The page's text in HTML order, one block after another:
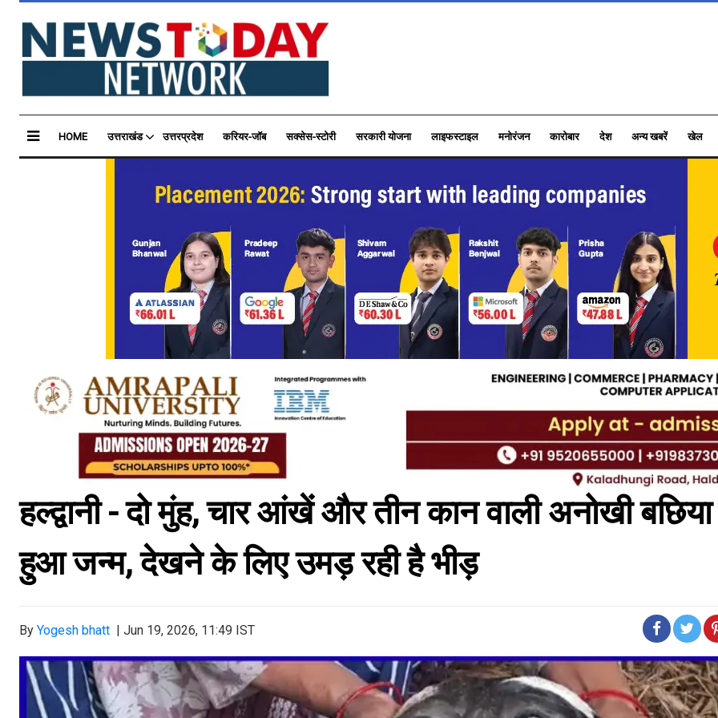
HOME उत्तराखंड उत्तरप्रदेश करियर-जॉब सक्सेस-स्टोरी सरकारी योजना लाइफस्टाइल मनोरंजन कारोबार देश अन्य खबरें खेल
हल्द्वानी - दो मुंह, चार आंखें और तीन कान वाली अनोखी
हुआ जन्म, देखने के लिए उमड़ रही है भीड़
By Yogesh bhatt | Jun 19, 2026, 11:49 IST